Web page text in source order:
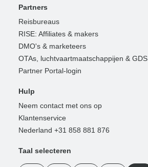
Partners
Reisbureaus
RISE: Affiliates & makers
DMO's & marketeers
OTAs, luchtvaartmaatschappijen & GDS
Partner Portal-login
Hulp
Neem contact met ons op
Klantenservice
Nederland +31 858 881 876
Taal selecteren